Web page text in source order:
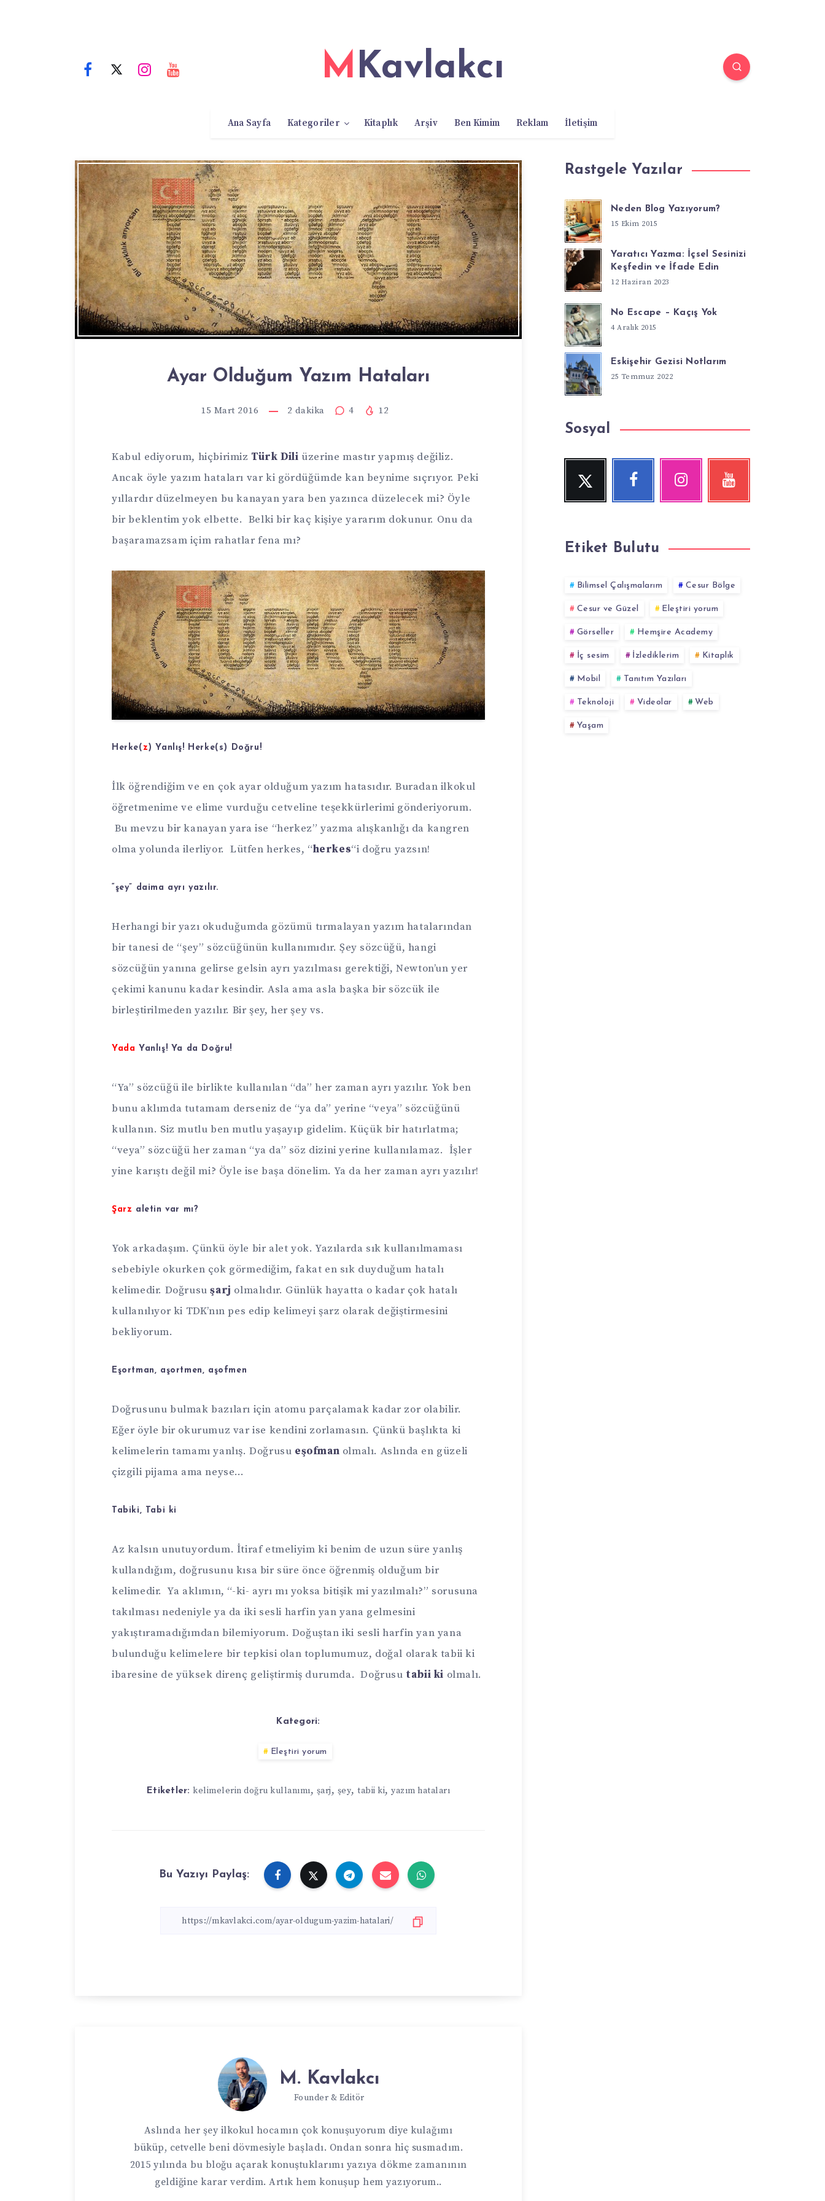
MKavlakcı
Ana Sayfa Kategoriler Kitaplık Arşiv Ben Kimim Reklam İletişim
Ayar Olduğum Yazım Hataları
15 Mart 2016 2 dakika 4 12
Kabul ediyorum, hiçbirimiz Türk Dili üzerine mastır yapmış değiliz.
Ancak öyle yazım hataları var ki gördüğümde kan beynime sıçrıyor. Peki
yıllardır düzelmeyen bu kanayan yara ben yazınca düzelecek mi? Öyle
bir beklentim yok elbette. Belki bir kaç kişiye yararım dokunur. Onu da
başaramazsam içim rahatlar fena mı?
Herke(z) Yanlış! Herke(s) Doğru!
İlk öğrendiğim ve en çok ayar olduğum yazım hatasıdır. Buradan ilkokul
öğretmenime ve elime vurduğu cetveline teşekkürlerimi gönderiyorum.
Bu mevzu bir kanayan yara ise “herkez” yazma alışkanlığı da kangren
olma yolunda ilerliyor. Lütfen herkes, “herkes“i doğru yazsın!
“şey” daima ayrı yazılır.
Herhangi bir yazı okuduğumda gözümü tırmalayan yazım hatalarından
bir tanesi de “şey” sözcüğünün kullanımıdır. Şey sözcüğü, hangi
sözcüğün yanına gelirse gelsin ayrı yazılması gerektiği, Newton’un yer
çekimi kanunu kadar kesindir. Asla ama asla başka bir sözcük ile
birleştirilmeden yazılır. Bir şey, her şey vs.
Yada Yanlış! Ya da Doğru!
“Ya” sözcüğü ile birlikte kullanılan “da” her zaman ayrı yazılır. Yok ben
bunu aklımda tutamam derseniz de “ya da” yerine “veya” sözcüğünü
kullanın. Siz mutlu ben mutlu yaşayıp gidelim. Küçük bir hatırlatma;
“veya” sözcüğü her zaman “ya da” söz dizini yerine kullanılamaz. İşler
yine karıştı değil mi? Öyle ise başa dönelim. Ya da her zaman ayrı yazılır!
Şarz aletin var mı?
Yok arkadaşım. Çünkü öyle bir alet yok. Yazılarda sık kullanılmaması
sebebiyle okurken çok görmediğim, fakat en sık duyduğum hatalı
kelimedir. Doğrusuşarj olmalıdır. Günlük hayatta o kadar çok hatalı
kullanılıyor ki TDK’nın pes edip kelimeyi şarz olarak değiştirmesini
bekliyorum.
Eşortman, aşortmen, aşofmen
Doğrusunu bulmak bazıları için atomu parçalamak kadar zor olabilir.
Eğer öyle bir okurumuz var ise kendini zorlamasın. Çünkü başlıkta ki
kelimelerin tamamı yanlış. Doğrusu eşofman olmalı. Aslında en güzeli
çizgili pijama ama neyse…
Tabiki, Tabi ki
Az kalsın unutuyordum. İtiraf etmeliyim ki benim de uzun süre yanlış
kullandığım, doğrusunu kısa bir süre önce öğrenmiş olduğum bir
kelimedir. Ya aklımın, “-ki- ayrı mı yoksa bitişik mi yazılmalı?” sorusuna
takılması nedeniyle ya da iki sesli harfin yan yana gelmesini
yakıştıramadığımdan bilemiyorum. Doğuştan iki sesli harfin yan yana
bulunduğu kelimelere bir tepkisi olan toplumumuz, doğal olarak tabii ki
ibaresine de yüksek direnç geliştirmiş durumda. Doğrusu tabii ki olmalı.
Kategori:
Eleştiri yorum
Etiketler: kelimelerin doğru kullanımı, şarj, şey, tabii ki, yazım hataları
Bu Yazıyı Paylaş:
M. Kavlakcı
Founder & Editör
Aslında her şey ilkokul hocamın çok konuşuyorum diye kulağımı
büküp, cetvelle beni dövmesiyle başladı. Ondan sonra hiç susmadım.
2015 yılında bu bloğu açarak konuştuklarımı yazıya dökme zamanının
geldiğine karar verdim. Artık hem konuşup hem yazıyorum..
Rastgele Yazılar
Neden Blog Yazıyorum?
15 Ekim 2015
Yaratıcı Yazma: İçsel Sesinizi
Keşfedin ve İfade Edin
12 Haziran 2023
No Escape – Kaçış Yok
4 Aralık 2015
Eskişehir Gezisi Notlarım
25 Temmuz 2022
Sosyal
Twitter
Beni
FacebookInstagram
Fotoğraflarımız!
YouTube
Videolara
Etiket Bulutu
Bilimsel Çalışmalarım Cesur Bölge
Cesur ve Güzel Eleştiri yorum
Görseller Hemşire Academy
İç sesim İzlediklerim Kitaplık
Mobil Tanıtım Yazıları
Teknoloji Videolar Web
Yaşam